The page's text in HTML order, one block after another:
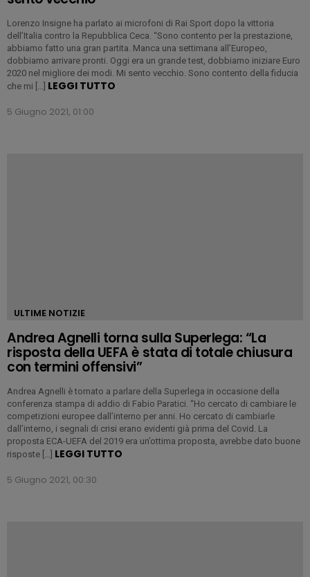
Lorenzo Insigne ha parlato ai microfoni di Rai Sport dopo la vittoria
dell’Italia contro la Repubblica Ceca. “Sono contento per la prestazione,
abbiamo fatto una gran partita. Manca una settimana all’Europeo,
dobbiamo arrivare pronti. Oggi era un grande test, dobbiamo iniziare Euro
2020 nel migliore dei modi. Mi sento vecchio. Sono contento della fiducia
che mi […] LEGGI TUTTO
5 Giugno 2021, 01:00
ULTIME NOTIZIE
Andrea Agnelli torna sulla Superlega: “La
risposta della UEFA è stata di totale chiusura
con termini offensivi”
Andrea Agnelli è tornato a parlare della Superlega in occasione della
conferenza stampa di addio di Fabio Paratici. “Ho cercato di cambiare le
competizioni europee dall’interno per anni. Ho cercato di cambiarle
dall’interno, i segnali di crisi erano evidenti già prima del Covid. La
proposta ECA-UEFA del 2019 era un’ottima proposta, avrebbe dato buone
risposte […] LEGGI TUTTO
5 Giugno 2021, 00:30